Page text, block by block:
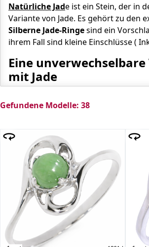
Natürliche Jade ist ein Stein, der in
Variante von Jade. Es gehört zu
Silberne Jade-Ringesind ein
ihrem Fall sind kleine Einschlüsse (
Eine
mit Jade
Die Kombination eines
Zusatz und in der chinesischen
Natursteinenhat eine originelle
Beschädigung. Es ist ein
Gefundene Modelle: 38